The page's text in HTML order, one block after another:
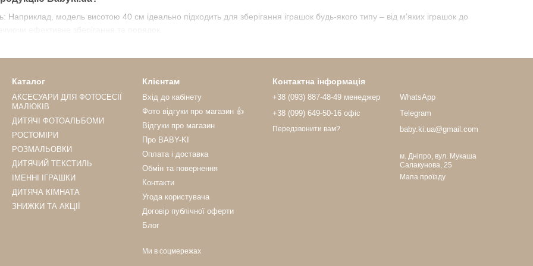
Наприклад, модель висотою 40 см ідеально підходить для зберігання іграшок будь-якого типу – від м’яких іграшок до
Виготовлені з якісних матеріалів, наші аксесуари витримують активне використання, зберігаючи форму та вигляд.
дозволяють легко очищати ємність для іграшок від забруднень, що особливо важливо для дитячих речей.
рішення?
рішення для сімей з дітьми різного віку. Вони ідеально підходять для:
простір для дітей і підтримувати порядок у дитячій кімнаті.
та сучасні дизайни, що відповідають їхнім інтересам.
та довговічні аксесуари для дому.
аксесуар для зберігання іграшок?
асортимент корзин і мішків, які відрізняються розмірами, кольорами та дизайном. Наприклад, м’яка корзина для іграшок
Каталог
АКСЕСУАРИ ДЛЯ ФОТОСЕСІЇ
МАЛЮКІВ
ДИТЯЧІ ФОТОАЛЬБОМИ
РОСТОМІРИ
РОЗМАЛЬОВКИ
ДИТЯЧИЙ ТЕКСТИЛЬ
ІМЕННІ ІГРАШКИ
ДИТЯЧА КІМНАТА
ЗНИЖКИ ТА АКЦІЇ
Клієнтам
Вхід до кабінету
Фото відгуки про магазин 👍
Відгуки про магазин
Про BABY-KI
Оплата і доставка
Обмін та повернення
Контакти
Угода користувача
Договір публічної оферти
Блог
Ми в соцмережах
Контактна інформація
+38 (093) 887-48-49 менеджер
+38 (099) 649-50-16 офіс
Передзвонити вам?
WhatsApp
Telegram
baby.ki.ua@gmail.com
м. Дніпро, вул. Мукаша
Салакунова, 25
Мапа проїзду